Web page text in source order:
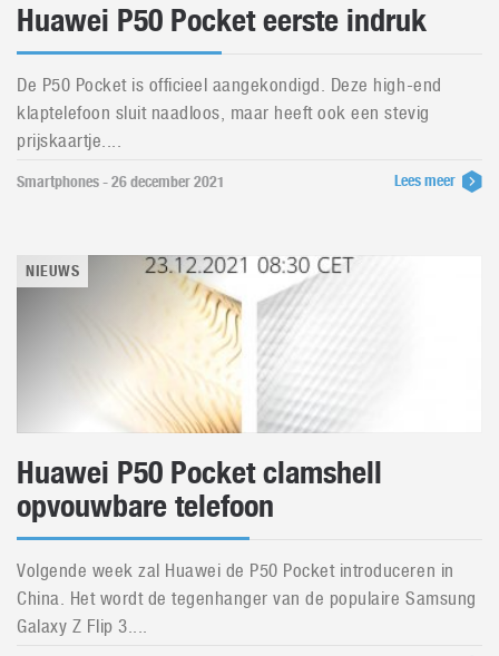
Huawei P50 Pocket eerste indruk
De P50 Pocket is officieel aangekondigd. Deze high-end
klaptelefoon sluit naadloos, maar heeft ook een stevig
prijskaartje....
Smartphones - 26 december 2021 Lees meer
NIEUWS
Huawei P50 Pocket clamshell
opvouwbare telefoon
Volgende week zal Huawei de P50 Pocket introduceren in
China. Het wordt de tegenhanger van de populaire Samsung
Galaxy Z Flip 3....